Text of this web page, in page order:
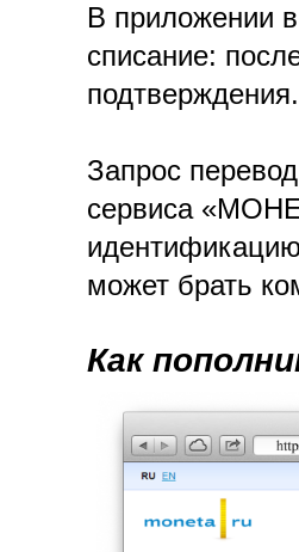
В приложении
списание:
подтверждения.
Запрос
сервиса
может брать
Как